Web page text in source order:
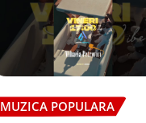
MUZICA POPULARA